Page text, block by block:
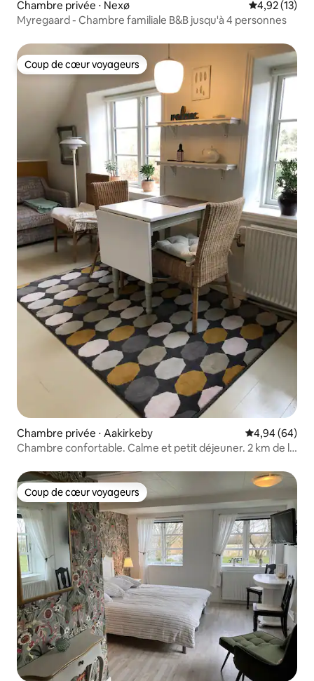
Chambre privée ⋅ Nexø Évaluation
4,92 (13)
Myregaard - Chambre familiale B&B jusqu'à 4 personnes
Coup de cœur voyageurs
Coup de cœur voyageurs
Chambre privée ⋅ Aakirkeby Évaluation
4,94 (64)
Chambre confortable. Calme et petit déjeuner. 2 km de la
Coup de cœur voyageurs
Coup de cœur voyageurs